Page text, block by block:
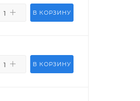
В КОРЗИНУ
В КОРЗИНУ